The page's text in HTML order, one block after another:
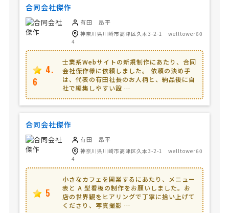
合同会社傑作
有田 昂平
神奈川県川崎市高津区久本3-2-1 welltower60
4
4.
6
士業系Webサイトの新規制作にあたり、合同
会社傑作様に依頼しました。 依頼の決め手
は、代表の有田社長のお人柄と、納品後に自
社で編集しやすい設 …
合同会社傑作
有田 昂平
神奈川県川崎市高津区久本3-2-1 welltower60
4
5
小さなカフェを開業するにあたり、メニュー
表と A 型看板の制作をお願いしました。お
店の世界観をヒアリングで丁寧に拾い上げて
くださり、写真撮影 …